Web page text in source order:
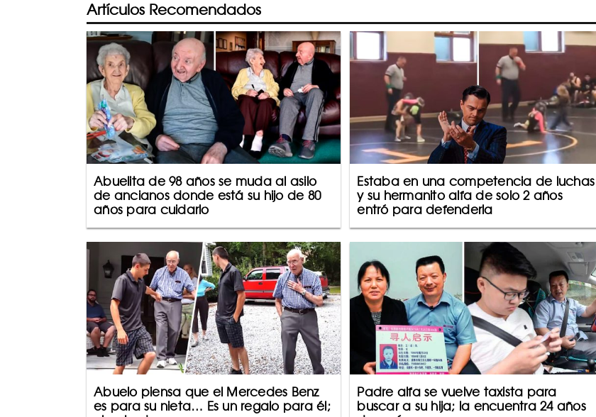
Artículos Recomendados
Abuelita de 98 años se muda al asilo
de ancianos donde está su hijo de 80
años para cuidarlo
Estaba en una competencia de luchas
y su hermanito alfa de solo 2 años
entró para defenderla
Abuelo piensa que el Mercedes Benz
es para su nieta… Es un regalo para él;
Padre alfa se vuelve taxista para
buscar a su hija; la encuentra 24 años